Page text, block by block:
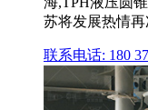
苏将发展热情
联系电话: 180